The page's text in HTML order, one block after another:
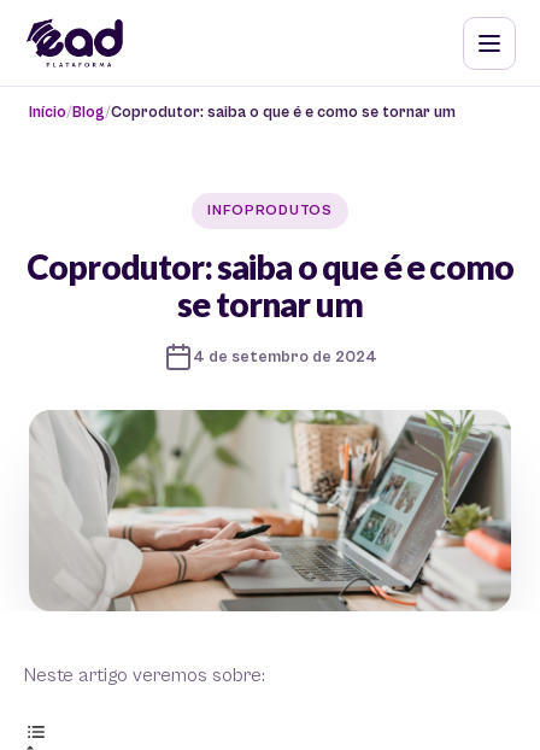
Início Blog Coprodutor: saiba o que é e como se tornar um
INFOPRODUTOS
Coprodutor: saiba o que é e como
se tornar um
4 de setembro de 2024
Neste artigo veremos sobre: